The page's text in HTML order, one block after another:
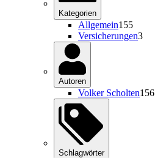
Kategorien
Allgemein155
Versicherungen3
Autoren
Volker Scholten156
Schlagwörter